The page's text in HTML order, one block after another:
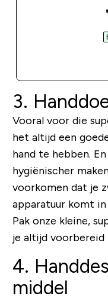
3.
Vooral voor die
het altijd een
hand te hebben.
hygiënischer
voorkomen dat je
apparatuur komt
Pak onze kleine,
je altijd voorbereid
4.
middel